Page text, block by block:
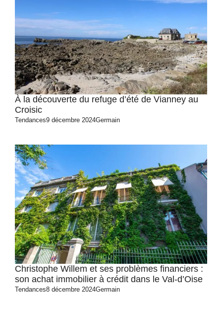
À la découverte du refuge d’été de Vianney au
Croisic
Tendances9 décembre 2024Germain
Christophe Willem et ses problèmes financiers :
son achat immobilier à crédit dans le Val-d’Oise
Tendances8 décembre 2024Germain